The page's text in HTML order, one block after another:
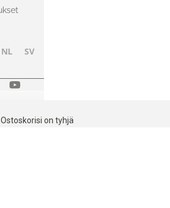
NL SV
Ostoskorisi on tyhjä